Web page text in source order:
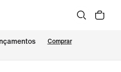
Comprar